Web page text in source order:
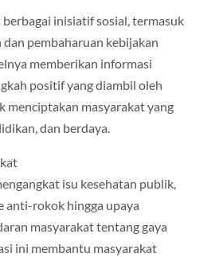
inisiatif sosial, termasuk
pembaharuan kebijakan
memberikan informasi
positif yang diambil oleh
menciptakan masyarakat yang
dan berdaya.
isu kesehatan publik,
anti-rokok hingga upaya
masyarakat tentang gaya
ini membantu masyarakat